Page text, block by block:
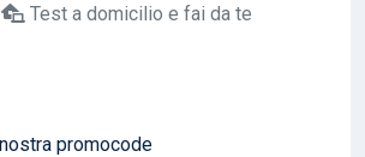
Test a domicilio e fai da te
promocode